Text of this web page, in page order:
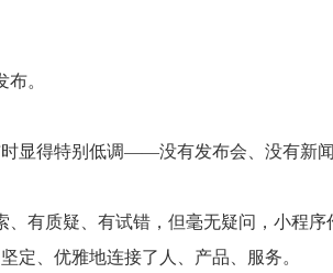
。
显得特别低调——没有发布会、没有新闻
、有质疑、有试错，但毫无疑问，小程
定、优雅地连接了人、产品、服务。